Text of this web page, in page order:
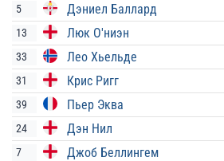
5 Дэниел Баллард
13 Люк О'ниэн
33 Лео Хьельде
31 Крис Ригг
39 Пьер Эква
24 Дэн Нил
7 Джоб Беллингем